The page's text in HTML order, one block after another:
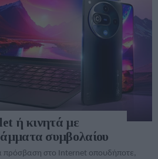
ή κινητά με
συμβολαίου
πρόσβαση στο Internet οπουδήποτε,